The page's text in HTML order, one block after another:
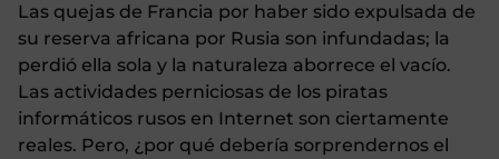
Las quejas de Francia por haber sido expulsada de
su reserva africana por Rusia son infundadas; la
perdió ella sola y la naturaleza aborrece el vacío.
Las actividades perniciosas de los piratas
informáticos rusos en Internet son ciertamente
reales. Pero, ¿por qué debería sorprendernos el